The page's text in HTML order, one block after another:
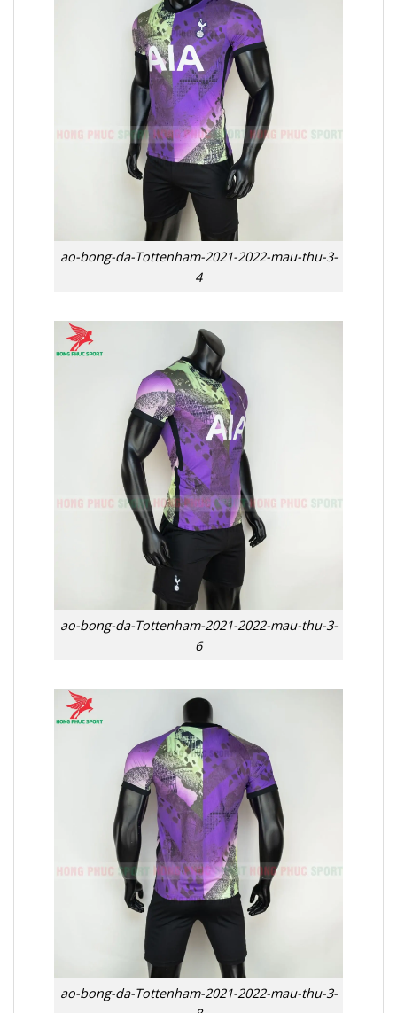
ao-bong-da-Tottenham-2021-2022-mau-thu-3-
4
ao-bong-da-Tottenham-2021-2022-mau-thu-3-
6
ao-bong-da-Tottenham-2021-2022-mau-thu-3-